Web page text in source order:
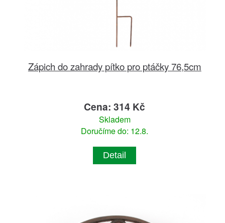
Zápich do zahrady pítko pro ptáčky 76,5cm
Cena: 314 Kč
Skladem
Doručíme do: 12.8.
Detail